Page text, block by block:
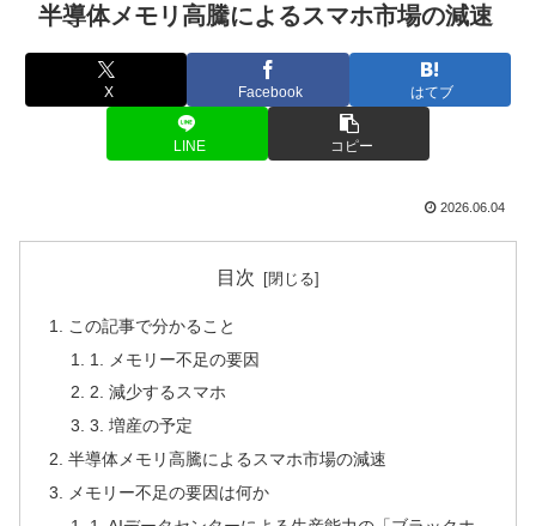
半導体メモリ高騰によるスマホ市場の減速
X Facebook はてブ
LINE コピー
2026.06.04
目次
この記事で分かること
1. メモリー不足の要因
2. 減少するスマホ
3. 増産の予定
半導体メモリ高騰によるスマホ市場の減速
メモリー不足の要因は何か